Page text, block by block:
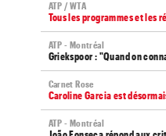
ATP / WTA
Tous les programmes et les
ATP - Montréal
Griekspoor : "Quand on
Carnet Rose
Caroline Garcia est
ATP - Montréal